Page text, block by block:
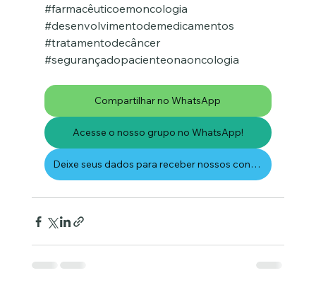
#farmacêuticoemoncologia
#desenvolvimentodemedicamentos
#tratamentodecâncer
#segurançadopacienteonaoncologia
Compartilhar no WhatsApp
Acesse o nosso grupo no WhatsApp!
Deixe seus dados para receber nossos conteúdos por email